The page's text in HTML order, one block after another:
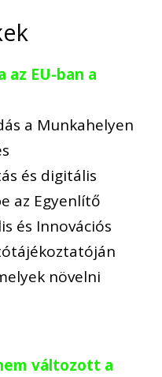
az EU-ban a
a Munkahelyen
és digitális
az Egyenlítő
és Innovációs
növelni
változott a